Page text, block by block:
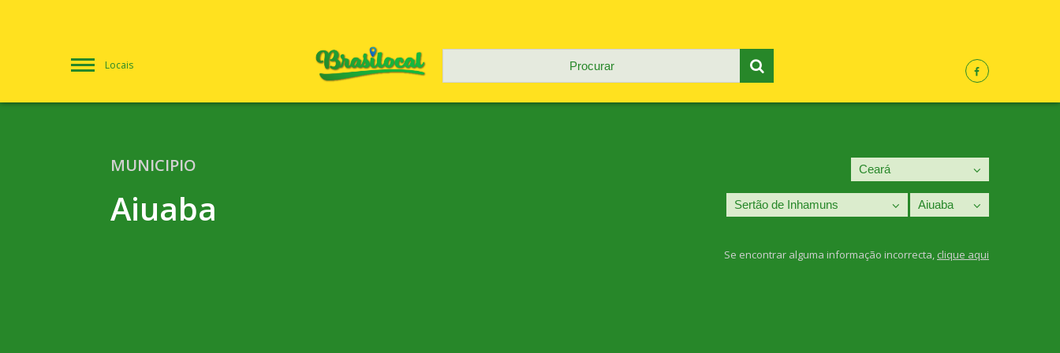
Locais
MUNICIPIO
Aiuaba
Se encontrar alguma informação incorrecta, clique aqui